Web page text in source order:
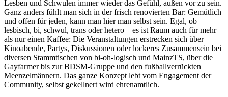
Lesben und Schwulen immer wieder das Gefühl, außen vor zu sein.
Ganz anders fühlt man sich in der frisch renovierten Bar: Gemütlich
und offen für jeden, kann man hier man selbst sein. Egal, ob
lesbisch, bi, schwul, trans oder hetero – es ist Raum auch für mehr
als nur einen Kaffee: Die Veranstaltungen erstrecken sich über
Kinoabende, Partys, Diskussionen oder lockeres Zusammensein bei
diversen Stammtischen von bi-oh-logisch und MainzTS, über die
Gayfarmer bis zur BDSM-Gruppe und den fußballverrückten
Meenzelmännern. Das ganze Konzept lebt vom Engagement der
Community, selbst gekellnert wird ehrenamtlich.